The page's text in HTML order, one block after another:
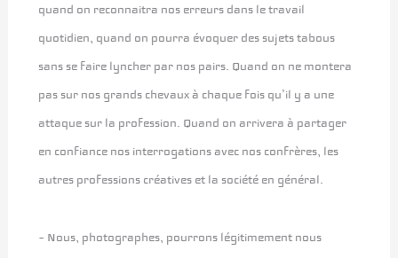
quand on reconnaitra nos erreurs dans le travail
quotidien, quand on pourra évoquer des sujets tabous
sans se faire lyncher par nos pairs. Quand on ne montera
pas sur nos grands chevaux à chaque fois qu’il y a une
attaque sur la profession. Quand on arrivera à partager
en confiance nos interrogations avec nos confrères, les
autres professions créatives et la société en général.
– Nous, photographes, pourrons légitimement nous